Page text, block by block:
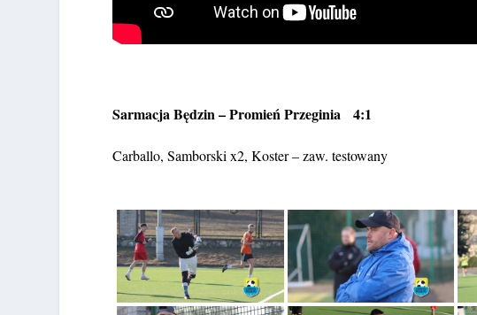
Sarmacja Będzin – Promień Przeginia 4:1
Carballo, Samborski x2, Koster – zaw. testowany